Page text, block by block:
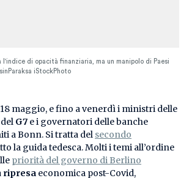
di opacità finanziaria, ma un manipolo di Paesi
iStockPhoto
maggio, e fino a venerdì i ministri delle
G7 e i governatori delle banche
a Bonn. Si tratta del secondo
la guida tedesca. Molti i temi all’ordine
priorità del governo di Berlino
ripresa economica post-Covid,